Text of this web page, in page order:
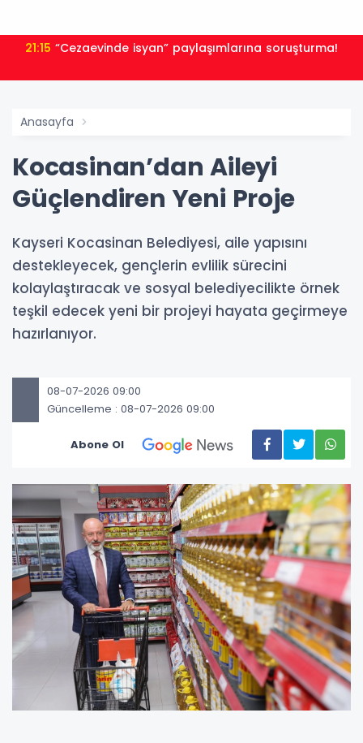
21:15 “Cezaevinde isyan” paylaşımlarına soruşturma!
Anasayfa
Kocasinan’dan Aileyi
Güçlendiren Yeni Proje
Kayseri Kocasinan Belediyesi, aile yapısını
destekleyecek, gençlerin evlilik sürecini
kolaylaştıracak ve sosyal belediyecilikte örnek
teşkil edecek yeni bir projeyi hayata geçirmeye
hazırlanıyor.
08-07-2026 09:00
Güncelleme : 08-07-2026 09:00
Abone Ol